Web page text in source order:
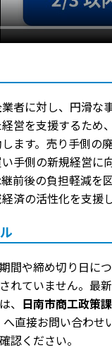
者に対し、円滑な
営を支援するため
ます。売り手側の
手側の新規経営に
前後の負担軽減を
済の活性化を支援し
間や締め切り日に
れていません。最
、 日南市商工政策
へ直接お問い合わせ
認ください。